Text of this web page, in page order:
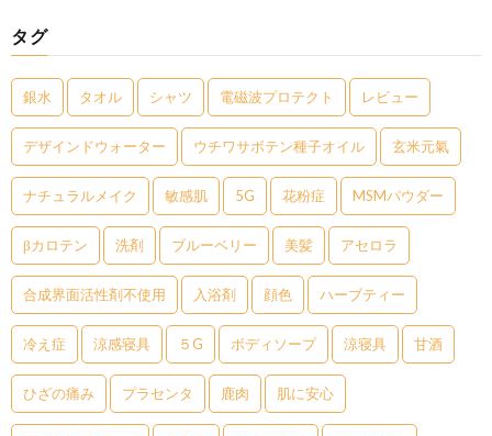
タグ
銀水 タオル シャツ 電磁波プロテクト レビュー
デザインドウォーター ウチワサボテン種子オイル 玄米元氣
ナチュラルメイク 敏感肌 5G 花粉症 MSMパウダー
βカロテン 洗剤 ブルーベリー 美髪 アセロラ
合成界面活性剤不使用 入浴剤 顔色 ハーブティー
冷え症 涼感寝具 ５G ボディソープ 涼寝具 甘酒
ひざの痛み プラセンタ 鹿肉 肌に安心